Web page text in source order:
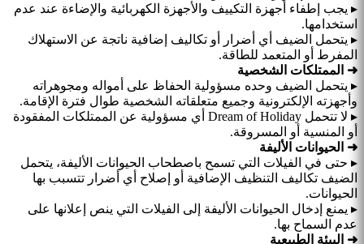
▸ يجب إطفاء أجهزة التكييف والأجهزة الكهربائية والإضاءة عند عدم
استخدامها.
▸ يتحمل الضيف أي أضرار أو تكاليف إضافية ناتجة عن الاستهلاك
المفرط أو المتعمد للطاقة.
➜ الممتلكات الشخصية
▸ يتحمل الضيف وحده مسؤولية الحفاظ على أمواله ومجوهراته
وأجهزته الإلكترونية وجميع متعلقاته الشخصية طوال فترة الإقامة.
▸ لا تتحمل Dream of Holiday أي مسؤولية عن الممتلكات المفقودة
أو المنسية أو المسروقة.
➜ الحيوانات الأليفة
▸ حتى في الفيلات التي تسمح باصطحاب الحيوانات الأليفة، يتحمل
الضيف تكاليف التنظيف الإضافية أو إصلاح أي أضرار تتسبب بها
الحيوانات.
▸ يمنع إدخال الحيوانات الأليفة إلى الفيلات التي ينص إعلانها على
عدم السماح بها.
➜ البيئة الطبيعية